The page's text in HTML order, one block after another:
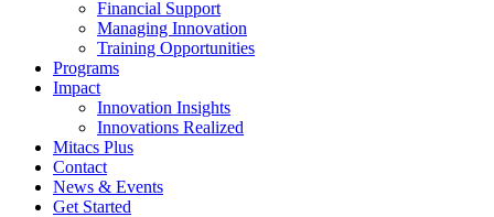
Financial Support
Managing Innovation
Training Opportunities
Programs
Impact
Innovation Insights
Innovations Realized
Mitacs Plus
Contact
News & Events
Get Started